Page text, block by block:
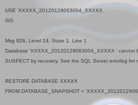
USE 'XXXXX_20120129063004_XXXXX
GO
Msg 926, Level 14, State 1, Line 1
Database 'XXXXX_20120129063004_XXXXX ' cannot
SUSPECT by recovery. See the SQL Server errorlog for
RESTORE DATABASE XXXXX
FROM DATABASE_SNAPSHOT =